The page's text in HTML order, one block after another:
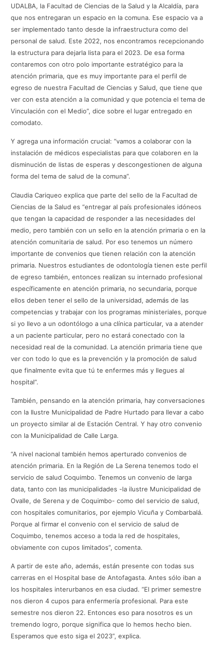
UDALBA, la Facultad de Ciencias de la Salud y la Alcaldía, para
que nos entregaran un espacio en la comuna. Ese espacio va a
ser implementado tanto desde la infraestructura como del
personal de salud. Este 2022, nos encontramos recepcionando
la estructura para dejarla lista para el 2023. De esa forma
contaremos con otro polo importante estratégico para la
atención primaria, que es muy importante para el perfil de
egreso de nuestra Facultad de Ciencias y Salud, que tiene que
ver con esta atención a la comunidad y que potencia el tema de
Vinculación con el Medio”, dice sobre el lugar entregado en
comodato.
Y agrega una información crucial: “vamos a colaborar con la
instalación de médicos especialistas para que colaboren en la
disminución de listas de esperas y descongestionen de alguna
forma del tema de salud de la comuna”.
Claudia Cariqueo explica que parte del sello de la Facultad de
Ciencias de la Salud es “entregar al país profesionales idóneos
que tengan la capacidad de responder a las necesidades del
medio, pero también con un sello en la atención primaria o en la
atención comunitaria de salud. Por eso tenemos un número
importante de convenios que tienen relación con la atención
primaria. Nuestros estudiantes de odontología tienen este perfil
de egreso también, entonces realizan su internado profesional
específicamente en atención primaria, no secundaria, porque
ellos deben tener el sello de la universidad, además de las
competencias y trabajar con los programas ministeriales, porque
si yo llevo a un odontólogo a una clínica particular, va a atender
a un paciente particular, pero no estará conectado con la
necesidad real de la comunidad. La atención primaria tiene que
ver con todo lo que es la prevención y la promoción de salud
que finalmente evita que tú te enfermes más y llegues al
hospital”.
También, pensando en la atención primaria, hay conversaciones
con la Ilustre Municipalidad de Padre Hurtado para llevar a cabo
un proyecto similar al de Estación Central. Y hay otro convenio
con la Municipalidad de Calle Larga.
“A nivel nacional también hemos aperturado convenios de
atención primaria. En la Región de La Serena tenemos todo el
servicio de salud Coquimbo. Tenemos un convenio de larga
data, tanto con las municipalidades -la ilustre Municipalidad de
Ovalle, de Serena y de Coquimbo- como del servicio de salud,
con hospitales comunitarios, por ejemplo Vicuña y Combarbalá.
Porque al firmar el convenio con el servicio de salud de
Coquimbo, tenemos acceso a toda la red de hospitales,
obviamente con cupos limitados”, comenta.
A partir de este año, además, están presente con todas sus
carreras en el Hospital base de Antofagasta. Antes sólo iban a
los hospitales interurbanos en esa ciudad. “El primer semestre
nos dieron 4 cupos para enfermería profesional. Para este
semestre nos dieron 22. Entonces eso para nosotros es un
tremendo logro, porque significa que lo hemos hecho bien.
Esperamos que esto siga el 2023”, explica.